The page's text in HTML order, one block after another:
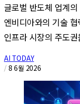
글로벌 반도체 업계
엔비디아와의 기술
인프라 시장의 주도
AI TODAY
/ 8 6월 2026